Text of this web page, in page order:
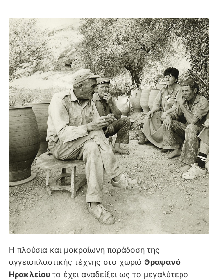
Η πλούσια και μακραίωνη παράδοση της
αγγειοπλαστικής τέχνης στο χωριό Θραψανό
Ηρακλείου το έχει αναδείξει ως το μεγαλύτερο